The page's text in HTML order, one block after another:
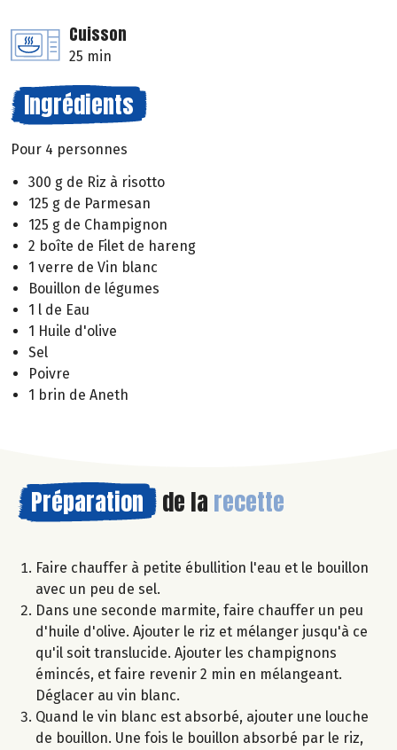
Cuisson
25 min
Ingrédients
Pour 4 personnes
300 g de Riz à risotto
125 g de Parmesan
125 g de Champignon
2 boîte de Filet de hareng
1 verre de Vin blanc
Bouillon de légumes
1 l de Eau
1 Huile d'olive
Sel
Poivre
1 brin de Aneth
Préparation de la recette
Faire chauffer à petite ébullition l'eau et le bouillon
avec un peu de sel.
Dans une seconde marmite, faire chauffer un peu
d'huile d'olive. Ajouter le riz et mélanger jusqu'à ce
qu'il soit translucide. Ajouter les champignons
émincés, et faire revenir 2 min en mélangeant.
Déglacer au vin blanc.
Quand le vin blanc est absorbé, ajouter une louche
de bouillon. Une fois le bouillon absorbé par le riz,